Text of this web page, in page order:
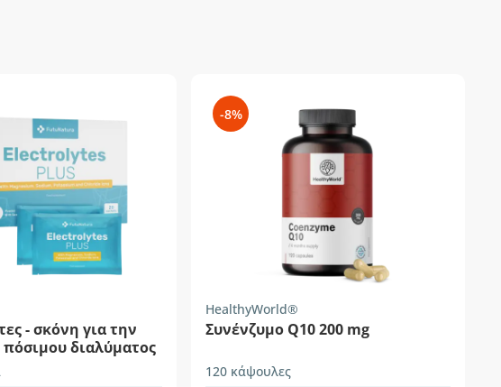
- σκόνη για την
διαλύματος
-8%
HealthyWorld®
Συνένζυμο Q10 200 mg
120 κάψουλες